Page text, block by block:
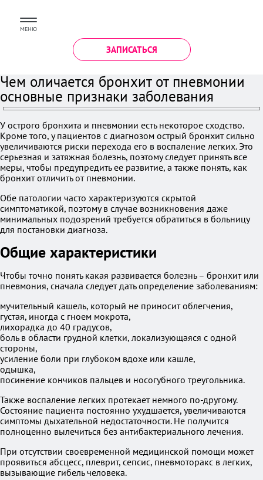
МЕНЮ
ЗАПИСАТЬСЯ
Чем оличается бронхит от пневмонии
основные признаки заболевания
У острого бронхита и пневмонии есть некоторое сходство.
Кроме того, у пациентов с диагнозом острый бронхит сильно
увеличиваются риски перехода его в воспаление легких. Это
серьезная и затяжная болезнь, поэтому следует принять все
меры, чтобы предупредить ее развитие, а также понять, как
бронхит отличить от пневмонии.
Обе патологии часто характеризуются скрытой
симптоматикой, поэтому в случае возникновения даже
минимальных подозрений требуется обратиться в больницу
для постановки диагноза.
Общие характеристики
Чтобы точно понять какая развивается болезнь – бронхит или
пневмония, сначала следует дать определение заболеваниям:
мучительный кашель, который не приносит облегчения,
густая, иногда с гноем мокрота,
лихорадка до 40 градусов,
боль в области грудной клетки, локализующаяся с одной
стороны,
усиление боли при глубоком вдохе или кашле,
одышка,
посинение кончиков пальцев и носогубного треугольника.
Также воспаление легких протекает немного по-другому.
Состояние пациента постоянно ухудшается, увеличиваются
симптомы дыхательной недостаточности. Не получится
полноценно вылечиться без антибактериального лечения.
При отсутствии своевременной медицинской помощи может
проявиться абсцесс, плеврит, сепсис, пневмоторакс в легких,
вызывающие гибель человека.